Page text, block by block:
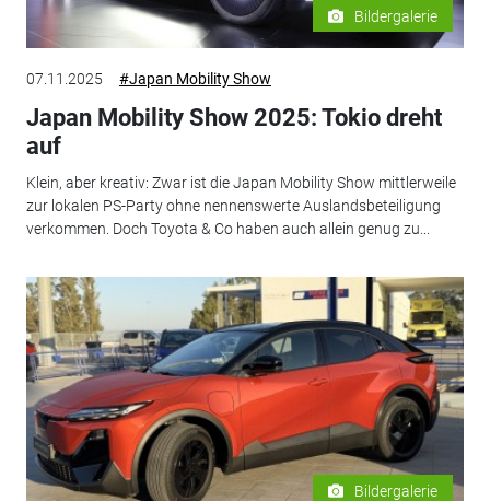
Bildergalerie
07.11.2025 #Japan Mobility Show
Japan Mobility Show 2025: Tokio dreht
auf
Klein, aber kreativ: Zwar ist die Japan Mobility Show mittlerweile
zur lokalen PS-Party ohne nennenswerte Auslandsbeteiligung
verkommen. Doch Toyota & Co haben auch allein genug zu...
Bildergalerie